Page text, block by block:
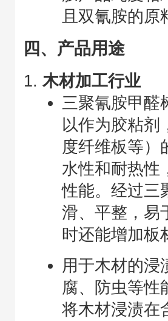
且双氰胺的原
四、产品用途
木材加工行业
三聚氰胺甲醛
以作为胶粘剂
度纤维板等）
水性和耐热性
性能。经过三
滑、平整，易
时还能增加板
用于木材的浸
腐、防虫等性
将木材浸渍在